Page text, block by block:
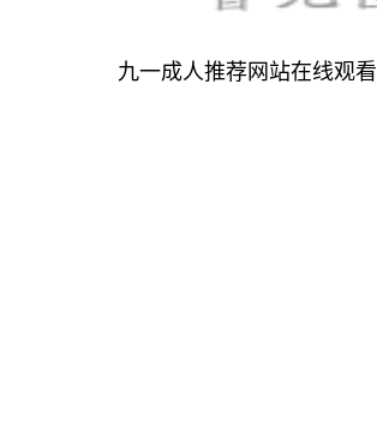
九一成人推荐网站在线观看